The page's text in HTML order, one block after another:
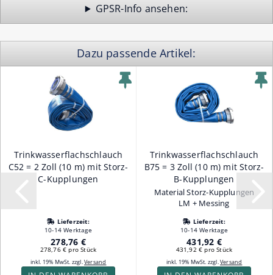
GPSR-Info
Dazu passende Artikel:
Trinkwasserflachschlauch
C52 = 2 Zoll (10 m) mit Storz-
C-Kupplungen
Lieferzeit:
10-14 Werktage
278,76 €
278,76 € pro Stück
inkl. 19% MwSt. zzgl.Versand
Trinkwasserflachschlauch
B75 = 3 Zoll (10 m) mit Storz-
B-Kupplungen
Material Storz-Kupplungen
LM + Messing
Lieferzeit:
10-14 Werktage
431,92 €
431,92 € pro Stück
inkl. 19% MwSt. zzgl.Versand